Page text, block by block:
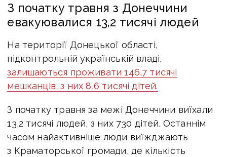
З початку травня з Донеччини
евакуювалися 13,2 тисячі людей
На території Донецької області,
підконтрольній українській владі,
залишаються проживати 146,7 тисячі
мешканців, з них 8,6 тисячі дітей.
З початку травня за межі Донеччини виїхали
13,2 тисячі людей, з них 730 дітей. Останнім
часом найактивніше люди виїжджають
з Краматорської громади, де кількість